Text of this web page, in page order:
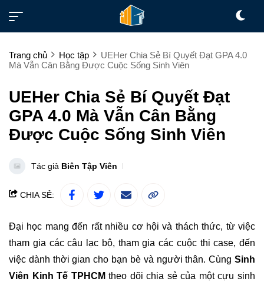
Trang chủ Học tập
UEHer Chia Sẻ Bí Quyết Đạt GPA 4.0
Mà Vẫn Cân Bằng Được Cuộc Sống Sinh Viên
UEHer Chia Sẻ Bí Quyết Đạt
GPA 4.0 Mà Vẫn Cân Bằng
Được Cuộc Sống Sinh Viên
Tác giả Biên Tập Viên
CHIA SẺ:
Đại học mang đến rất nhiều cơ hội và thách thức, từ việc
tham gia các câu lạc bộ, tham gia các cuộc thi case, đến
việc dành thời gian cho bạn bè và người thân. Cùng Sinh
Viên Kinh Tế TPHCM theo dõi chia sẻ của một cựu sinh